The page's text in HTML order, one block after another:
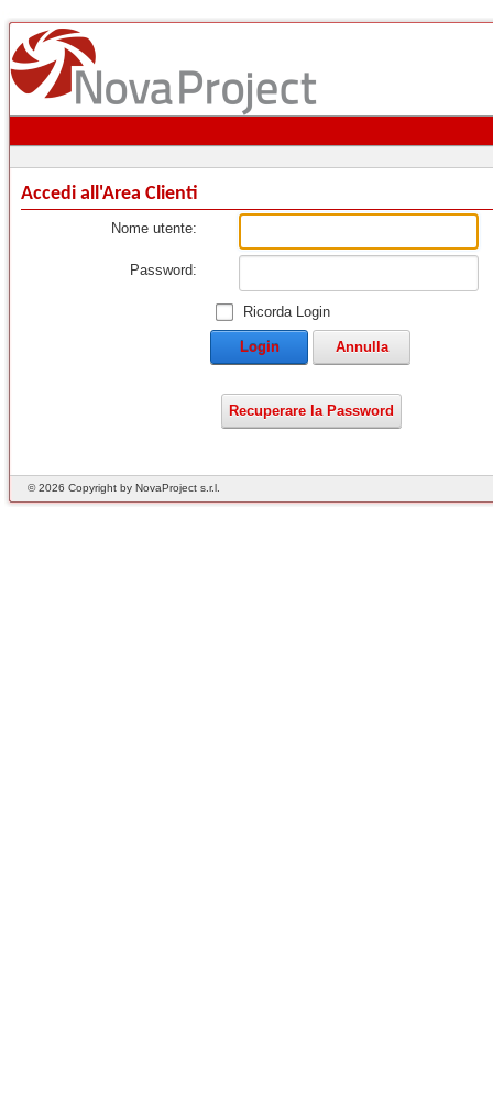
Accedi all'Area Clienti
Nome utente:
Password:
Ricorda Login
Login Annulla
Recuperare la Password
©2026 Copyright by NovaProject s.r.l.